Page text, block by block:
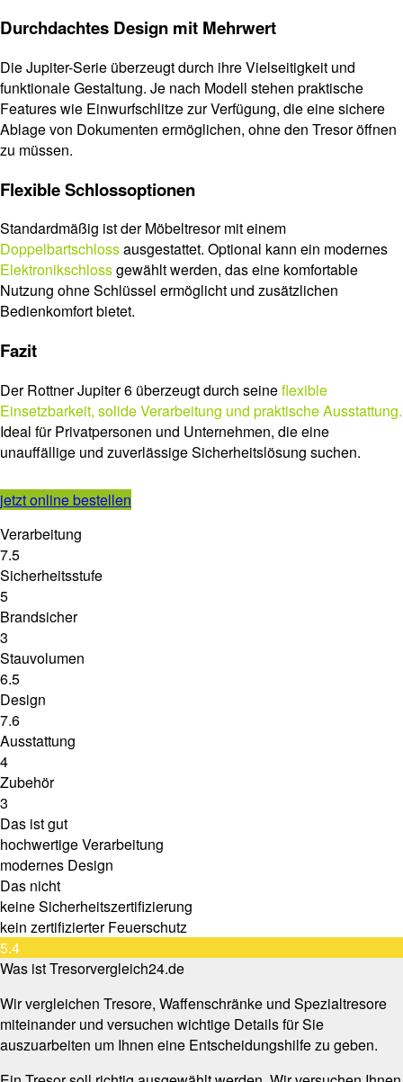
Durchdachtes Design mit Mehrwert
Die Jupiter-Serie überzeugt durch ihre Vielseitigkeit und
funktionale Gestaltung. Je nach Modell stehen praktische
Features wie Einwurfschlitze zur Verfügung, die eine sichere
Ablage von Dokumenten ermöglichen, ohne den Tresor öffnen
zu müssen.
Flexible Schlossoptionen
Standardmäßig ist der Möbeltresor mit einem
Doppelbartschlossausgestattet. Optional kann ein modernes
Elektronikschlossgewählt werden, das eine komfortable
Nutzung ohne Schlüssel ermöglicht und zusätzlichen
Bedienkomfort bietet.
Fazit
Der Rottner Jupiter 6 überzeugt durch seineflexible
Einsetzbarkeit, solide Verarbeitung und praktische Ausstattung.
Ideal für Privatpersonen und Unternehmen, die eine
unauffällige und zuverlässige Sicherheitslösung suchen.
jetzt online bestellen
Verarbeitung
7.5
Sicherheitsstufe
5
Brandsicher
3
Stauvolumen
6.5
Design
7.6
Ausstattung
4
Zubehör
3
Das ist gut
hochwertige Verarbeitung
modernes Design
Das nicht
keine Sicherheitszertifizierung
kein zertifizierter Feuerschutz
5.4
Was ist Tresorvergleich24.de
Wir vergleichen Tresore, Waffenschränke und Spezialtresore
miteinander und versuchen wichtige Details für Sie
auszuarbeiten um Ihnen eine Entscheidungshilfe zu geben.